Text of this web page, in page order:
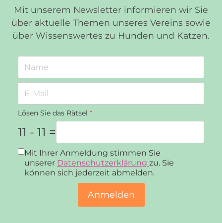
Mit unserem Newsletter informieren wir Sie
über aktuelle Themen unseres Vereins sowie
über Wissenswertes zu Hunden und Katzen.
Lösen Sie das Rätsel *
11 - 11 =
Datenschutz*
Mit Ihrer Anmeldung stimmen Sie
unserer Datenschutzerklärung zu. Sie
können sich jederzeit abmelden.
Anmelden